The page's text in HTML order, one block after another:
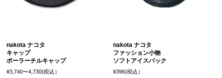
nakota ナコタ
キャップ
ポーラーチルキャップ
¥3,740〜4,730(税込）
nakota ナコタ
ファッション小物
ソフトアイスパック
¥396(税込）